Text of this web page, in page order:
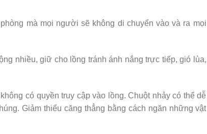
mà mọi người sẽ không di chuyển vào và ra mọi
nhiều, giữ cho lồng tránh ánh nắng trực tiếp, gió lùa,
có quyền truy cập vào lồng. Chuột nhảy có thể dễ
Giảm thiểu căng thẳng bằng cách ngăn những vật